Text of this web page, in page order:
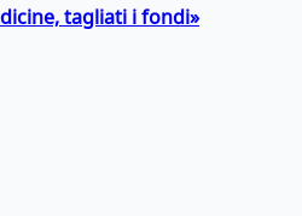
tagliati i fondi»